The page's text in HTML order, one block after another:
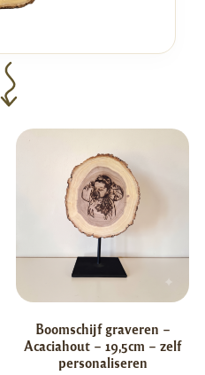
Boomschijf graveren –
Acaciahout – 19,5cm – zelf
personaliseren